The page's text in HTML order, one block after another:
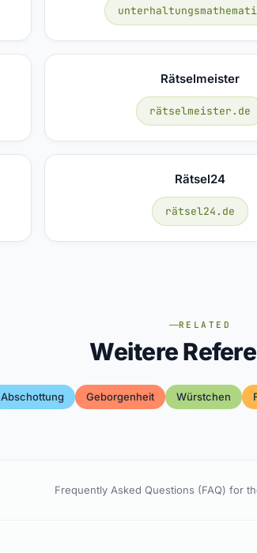
Rätselmeister
rätselmeister.de
Rätsel24
rätsel24.de
RELATED
Weitere
Abschottung Geborgenheit Würstchen
Frequently Asked Questions (FAQ) for